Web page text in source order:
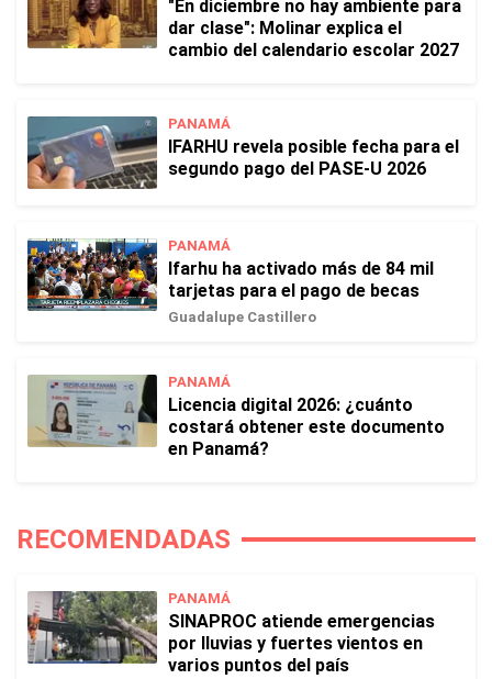
"En diciembre no hay ambiente para
dar clase": Molinar explica el
cambio del calendario escolar 2027
PANAMÁ
IFARHU revela posible fecha para el
segundo pago del PASE-U 2026
PANAMÁ
Ifarhu ha activado más de 84 mil
tarjetas para el pago de becas
Guadalupe Castillero
PANAMÁ
Licencia digital 2026: ¿cuánto
costará obtener este documento
en Panamá?
RECOMENDADAS
PANAMÁ
SINAPROC atiende emergencias
por lluvias y fuertes vientos en
varios puntos del país